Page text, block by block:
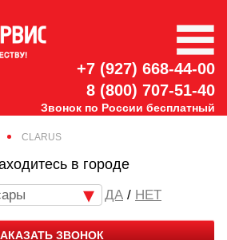
+7 (927) 668-44-00
8 (800) 707-51-40
Звонок по России бесплатный
CLARUS
в городе
/ НЕТ
ЗВОНОК